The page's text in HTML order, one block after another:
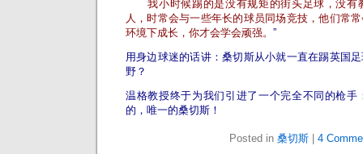
我小时候踢的是没有规矩的街头足球，没有
人，时常会与一些年长的球员同场竞技，他们常
环境下成长，你才会学会顽强。 ”
用身边球迷的话讲：桑切斯从小就一直在踢英国
野？
温格教授终于为我们引进了一个完全不同的枪手
的，唯一的桑切斯！
Posted in 桑切斯 4